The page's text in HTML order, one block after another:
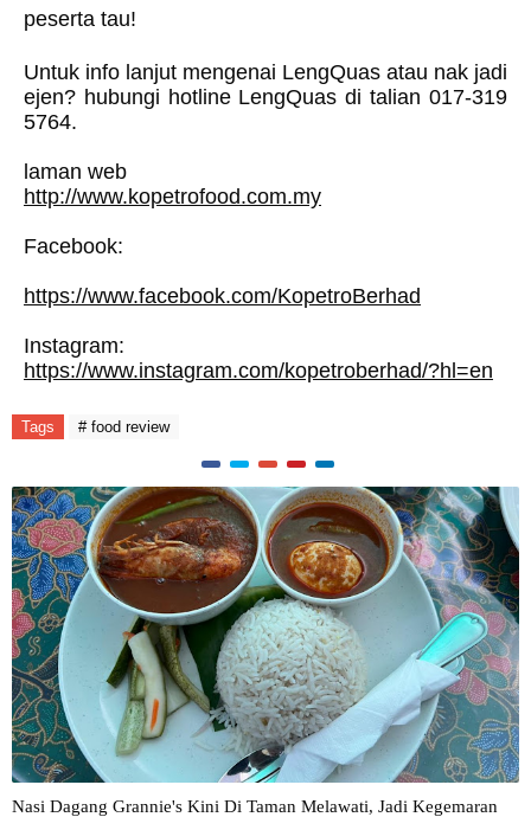
peserta tau!
Untuk info lanjut mengenai LengQuas atau nak jadi
ejen? hubungi hotline LengQuas di talian 017-319
5764.
laman web
http://www.kopetrofood.com.my
Facebook:
https://www.facebook.com/KopetroBerhad
Instagram:
https://www.instagram.com/kopetroberhad/?hl=en
Tags # food review
Nasi Dagang Grannie's Kini Di Taman Melawati, Jadi Kegemaran